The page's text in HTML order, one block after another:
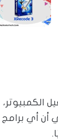
أي برامج